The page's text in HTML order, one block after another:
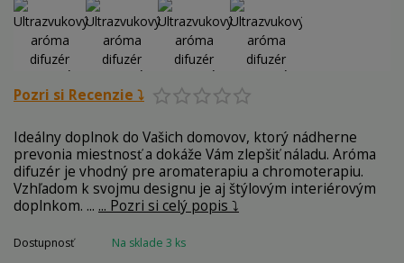
Pozri si Recenzie ⤵️
Ideálny doplnok do Vašich domovov, ktorý nádherne
prevonia miestnosť a dokáže Vám zlepšiť náladu. Aróma
difuzér je vhodný pre aromaterapiu a chromoterapiu.
Vzhľadom k svojmu designu je aj štýlovým interiérovým
doplnkom. ... ... Pozri si celý popis ⤵️
Dostupnosť
Na sklade 3 ks